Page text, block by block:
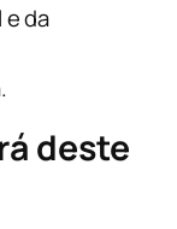
e da
deste